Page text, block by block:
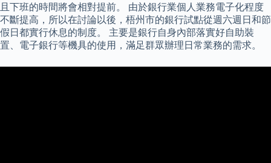
且下班的時間將會相對提前。 由於銀行業個人業務電子化程度
不斷提高，所以在討論以後，梧州市的銀行試點從週六週日和節
假日都實行休息的制度。 主要是銀行自身內部落實好自助裝
置、電子銀行等機具的使用，滿足群眾辦理日常業務的需求。